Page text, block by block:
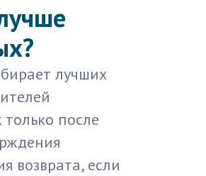
лучших
после
возврата, если